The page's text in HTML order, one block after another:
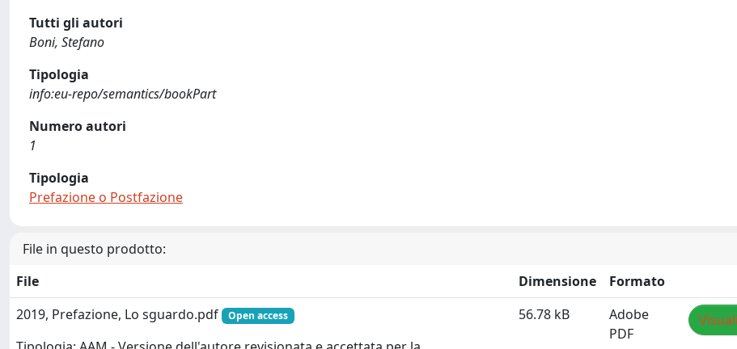
Tutti gli autori
Boni, Stefano
Tipologia
info:eu-repo/semantics/bookPart
Numero autori
1
Tipologia
Prefazione o Postfazione
File in questo prodotto:
File
Dimensione
Formato
2019, Prefazione, Lo sguardo.pdf
Open access 56.78 kB
Adobe
PDF